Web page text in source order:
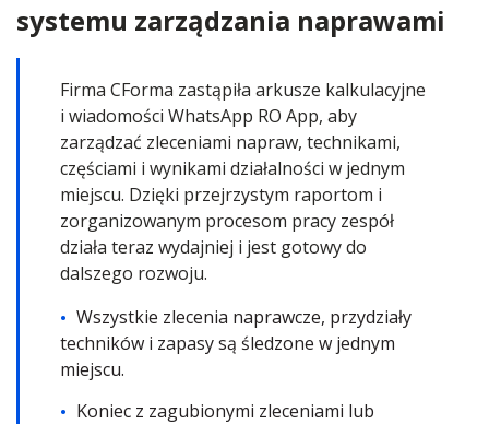
systemu zarządzania naprawami
Firma CForma zastąpiła arkusze kalkulacyjne
i wiadomości WhatsApp RO App, aby
zarządzać zleceniami napraw, technikami,
częściami i wynikami działalności w jednym
miejscu. Dzięki przejrzystym raportom i
zorganizowanym procesom pracy zespół
działa teraz wydajniej i jest gotowy do
dalszego rozwoju.
Wszystkie zlecenia naprawcze, przydziały
techników i zapasy są śledzone w jednym
miejscu.
Koniec z zagubionymi zleceniami lub